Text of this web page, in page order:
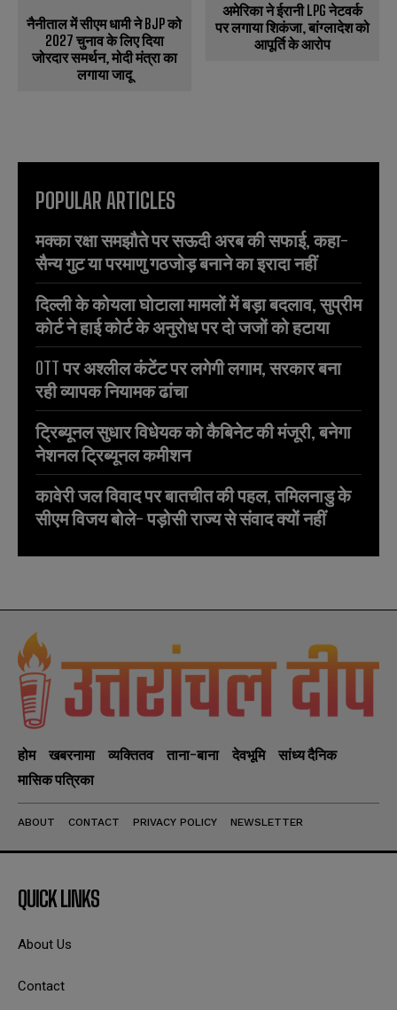
नैनीताल में सीएम धामी ने BJP को
2027 चुनाव के लिए दिया
जोरदार समर्थन, मोदी मंत्रा का
लगाया जादू
अमेरिका ने ईरानी LPG नेटवर्क
पर लगाया शिकंजा, बांग्लादेश को
आपूर्ति के आरोप
POPULAR ARTICLES
मक्का रक्षा समझौते पर सऊदी अरब की सफाई, कहा-
सैन्य गुट या परमाणु गठजोड़ बनाने का इरादा नहीं
दिल्ली के कोयला घोटाला मामलों में बड़ा बदलाव, सुप्रीम
कोर्ट ने हाई कोर्ट के अनुरोध पर दो जजों को हटाया
OTT पर अश्लील कंटेंट पर लगेगी लगाम, सरकार बना
रही व्यापक नियामक ढांचा
ट्रिब्यूनल सुधार विधेयक को कैबिनेट की मंजूरी, बनेगा
नेशनल ट्रिब्यूनल कमीशन
कावेरी जल विवाद पर बातचीत की पहल, तमिलनाडु के
सीएम विजय बोले- पड़ोसी राज्य से संवाद क्यों नहीं
होम खबरनामा व्यक्तितव ताना-बाना देवभूमि
सांध्य दैनिक
मासिक पत्रिका
ABOUT CONTACT PRIVACY POLICY NEWSLETTER
QUICK LINKS
About Us
Contact